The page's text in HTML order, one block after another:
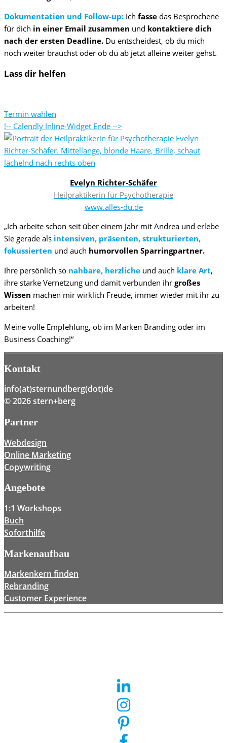
Dokumentation und Follow-up: Ich fasse das Besprochene
für dich in einer Email zusammen und kontaktiere dich
nach der ersten Deadline. Du entscheidest, ob du mich
noch weiter brauchst oder ob du ab jetzt alleine weiter gehst.
Lass dir helfen
Termin wählen
!-- Calendly Inline-Widget Ende -->
Evelyn Richter-Schäfer
Heilpraktikerin für Psychotherapie
www.alles-du.de
„Ich arbeite schon seit über einem Jahr mit Andrea und erlebe
Sie gerade als intensiven, präsenten, strukturierten,
fokussierten und auch humorvollen Sparringpartner.
Ihre persönlich so nahbare, herzliche und auch klare Art,
ihre starke Vernetzung und damit verbunden ihr großes
Wissen machen mir wirklich Freude, immer wieder mit ihr zu
arbeiten!
Meine volle Empfehlung, ob im Marken Branding oder im
Business Coaching!“
Kontakt
info(at)sternundberg(dot)de
© 2026 stern+berg
Partner
Webdesign
Online Marketing
Copywriting
Angebote
1:1 Workshops
Buch
Soforthilfe
Markenaufbau
Markenkern finden
Rebranding
Customer Experience